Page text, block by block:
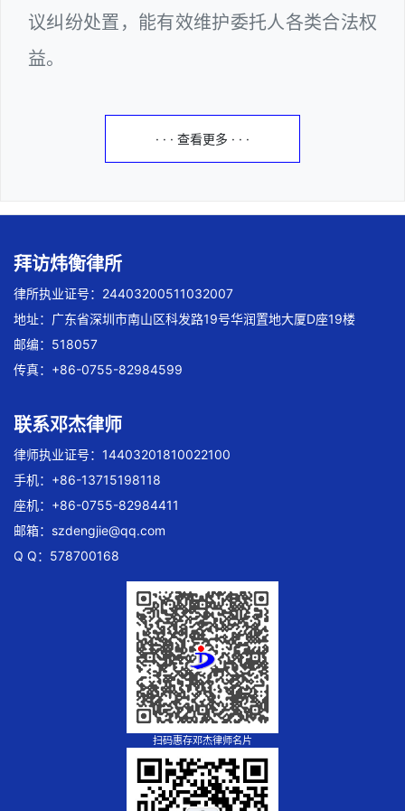
议纠纷处置，能有效维护委托人各类合法权
益。
· · · 查看更多 · · ·
拜访炜衡律所
律所执业证号：24403200511032007
地址：广东省深圳市南山区科发路19号华润置地大厦D座19楼
邮编：518057
传真：+86-0755-82984599
联系邓杰律师
律师执业证号：14403201810022100
手机：+86-13715198118
座机：+86-0755-82984411
邮箱： szdengjie@qq.com
Q Q：578700168
扫码惠存邓杰律师名片